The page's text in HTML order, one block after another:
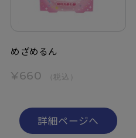
めざめるん
¥660 （税込）
詳細ページへ